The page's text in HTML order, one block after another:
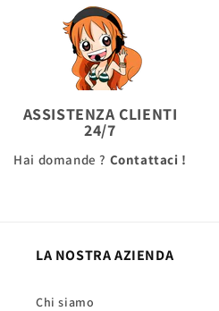
ASSISTENZA CLIENTI
24/7
Hai domande ? Contattaci !
LA NOSTRA AZIENDA
Chi siamo